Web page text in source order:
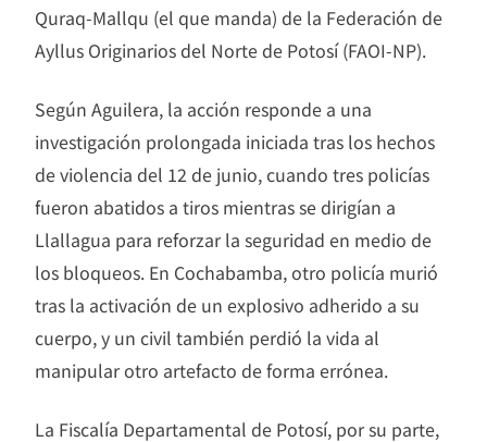
Quraq-Mallqu (el que manda) de la Federación de
Ayllus Originarios del Norte de Potosí (FAOI-NP).
Según Aguilera, la acción responde a una
investigación prolongada iniciada tras los hechos
de violencia del 12 de junio, cuando tres policías
fueron abatidos a tiros mientras se dirigían a
Llallagua para reforzar la seguridad en medio de
los bloqueos. En Cochabamba, otro policía murió
tras la activación de un explosivo adherido a su
cuerpo, y un civil también perdió la vida al
manipular otro artefacto de forma errónea.
La Fiscalía Departamental de Potosí, por su parte,